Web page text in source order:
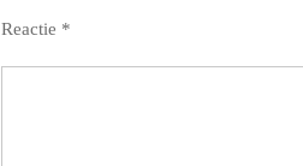
Reactie *